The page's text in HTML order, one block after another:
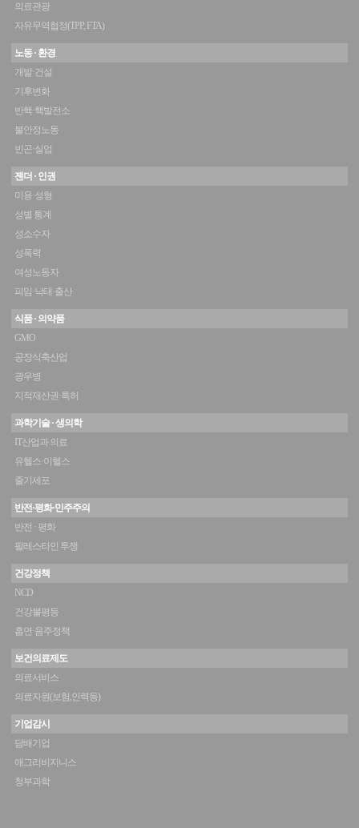
의료관광
자유무역협정(TPP, FTA)
노동 · 환경
개발·건설
기후변화
반핵·핵발전소
불안정노동
빈곤·실업
젠더 · 인권
미용·성형
성별 통계
성소수자
성폭력
여성노동자
피임·낙태·출산
식품 · 의약품
GMO
공장식축산업
광우병
지적재산권·특허
과학기술 · 생의학
IT산업과 의료
유헬스·이헬스
줄기세포
반전·평화·민주주의
반전 · 평화
팔레스타인 투쟁
건강정책
NCD
건강불평등
흡연·음주정책
보건의료제도
의료서비스
의료자원(보험,인력등)
기업감시
담배기업
애그리비지니스
청부과학